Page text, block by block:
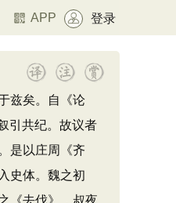
APP 登录
兹矣。自《论
引共纪。故议者
是以庄周《齐
史体。魏之初
《去伐》，叔夜